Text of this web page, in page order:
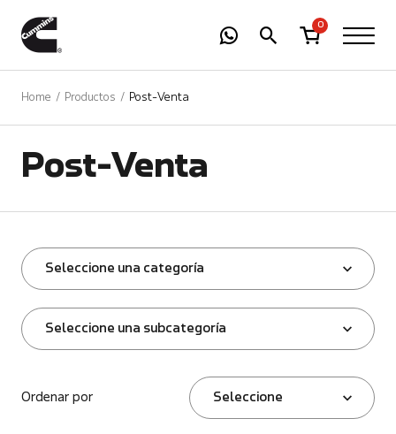
0
Home Productos Post-Venta
Post-Venta
Seleccione una categoría
Seleccione una subcategoría
Ordenar por Seleccione